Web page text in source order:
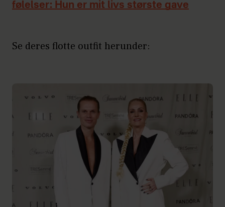
følelser: Hun er mit livs største gave
Se deres flotte outfit herunder: